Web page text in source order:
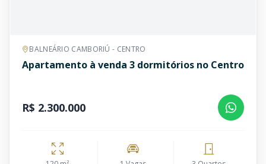
BALNEÁRIO CAMBORIÚ - CENTRO
Apartamento à venda 3 dormitórios no Centro
R$ 2.300.000